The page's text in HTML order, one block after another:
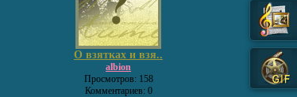
О взятках и взя..
albion
Просмотров: 158
Комментариев: 0